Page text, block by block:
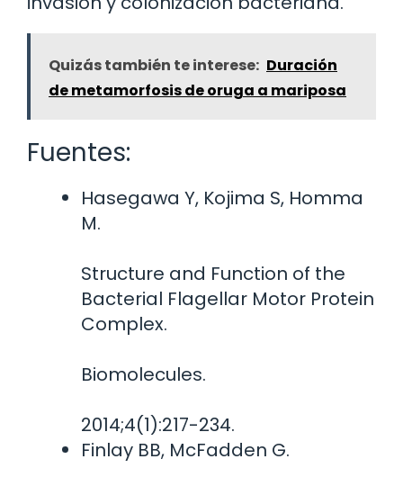
Quizás también te interese: Duración
de metamorfosis de oruga a mariposa
Fuentes:
Hasegawa Y, Kojima S, Homma
M.
Structure and Function of the
Bacterial Flagellar Motor Protein
Complex.
Biomolecules.
2014;4(1):217-234.
Finlay BB, McFadden G.